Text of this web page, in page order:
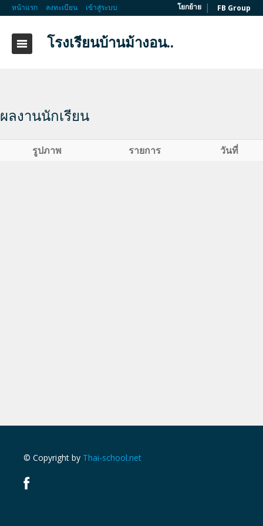
หน้าแรก ลงทะเบียน เข้าสู่ระบบ โยกย้าย | FB Group
โรงเรียนบ้านม้างอน..
ผลงานนักเรียน
รูปภาพ รายการ วันที่
© Copyright by Thai-school.net